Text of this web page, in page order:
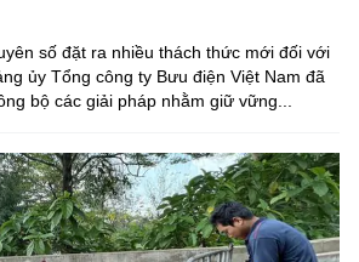
số đặt ra nhiều thách thức mới đối với
ủy Tổng công ty Bưu điện Việt Nam đã
bộ các giải pháp nhằm giữ vững...